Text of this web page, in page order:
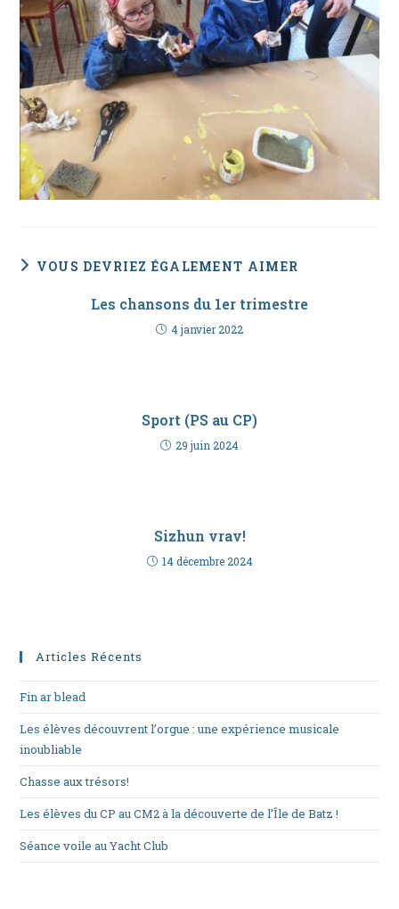
VOUS DEVRIEZ ÉGALEMENT AIMER
Les chansons du 1er trimestre
4 janvier 2022
Sport (PS au CP)
29 juin 2024
Sizhun vrav!
14 décembre 2024
Articles Récents
Fin ar blead
Les élèves découvrent l’orgue : une expérience musicale
inoubliable
Chasse aux trésors!
Les élèves du CP au CM2 à la découverte de l’Île de Batz !
Séance voile au Yacht Club